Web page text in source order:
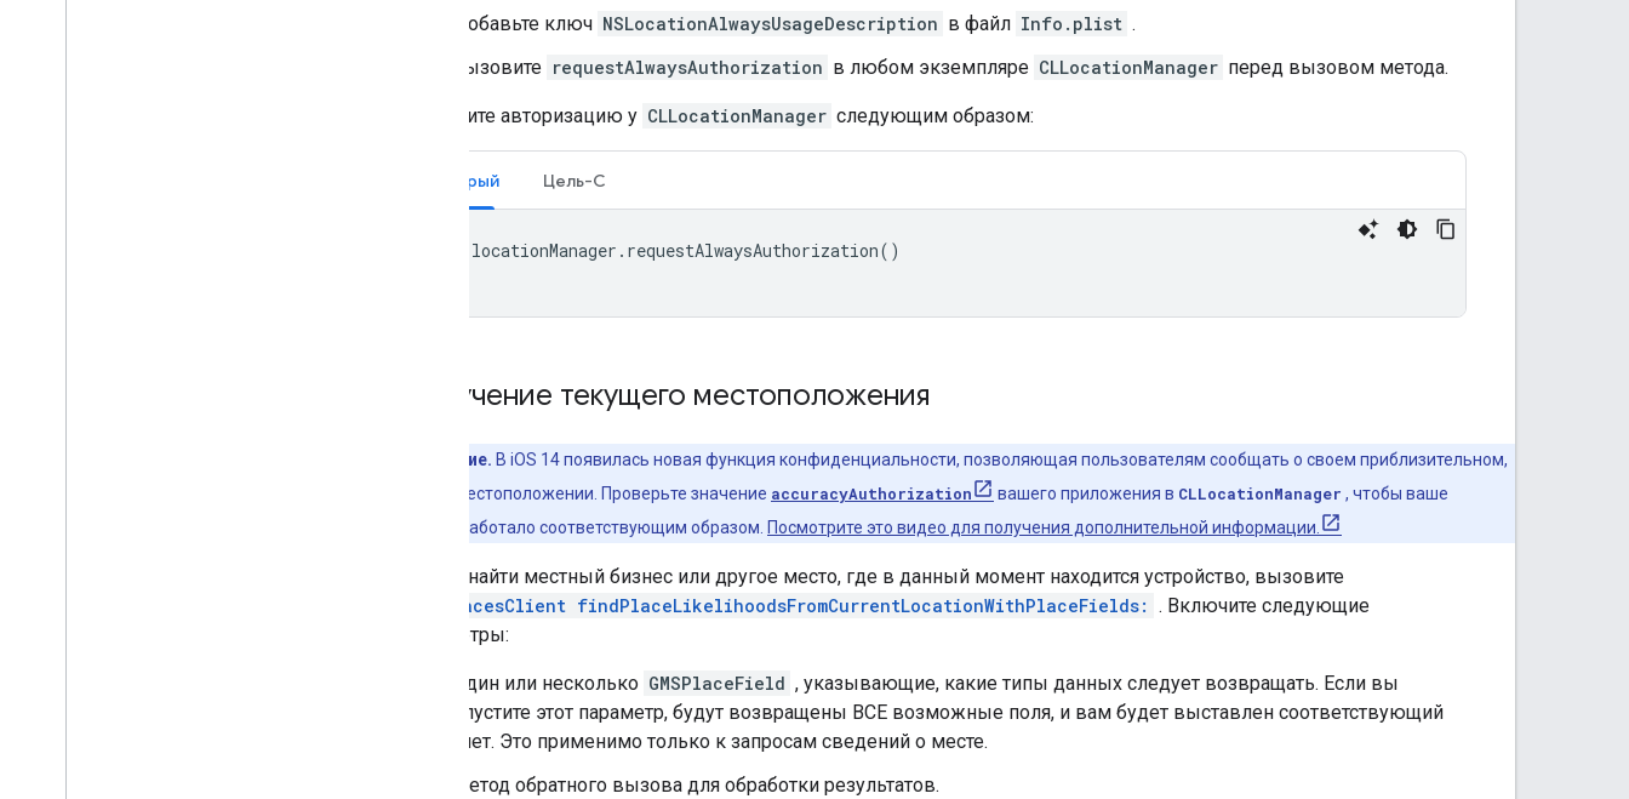
Добавьте ключ NSLocationAlwaysUsageDescription в файл Info.plist .
Вызовите requestAlwaysAuthorization в любом экземпляре CLLocationManager перед вызовом метода.
Запросите авторизацию у CLLocationManager следующим образом:
Быстрый Цель-C
locationManager . requestAlwaysAuthorization()
Получение текущего местоположения
Примечание. В iOS 14 появилась новая функция конфиденциальности, позволяющая пользователям сообщать о своем приблизительном,
а не точном местоположении. Проверьте значение accuracyAuthorization вашего приложения в CLLocationManager , чтобы ваше
приложение работало соответствующим образом. Посмотрите это видео для получения дополнительной информации.
Чтобы найти местный бизнес или другое место, где в данный момент находится устройство, вызовите
GMSPlacesClient findPlaceLikelihoodsFromCurrentLocationWithPlaceFields: . Включите следующие
параметры:
Один или несколько GMSPlaceField , указывающие, какие типы данных следует возвращать. Если вы
опустите этот параметр, будут возвращены ВСЕ возможные поля, и вам будет выставлен соответствующий
счет. Это применимо только к запросам сведений о месте.
Метод обратного вызова для обработки результатов.